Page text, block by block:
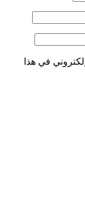
في هذا